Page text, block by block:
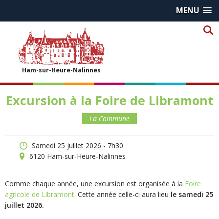
MENU
Ham-sur-Heure-Nalinnes
Excursion à la Foire de Libramont
La Commune
samedi 25 juillet 2026 - 7h30
6120 Ham-sur-Heure-Nalinnes
Comme chaque année, une excursion est organisée à la Foire
agricole de Libramont. Cette année celle-ci aura lieu le samedi 25
juillet 2026.